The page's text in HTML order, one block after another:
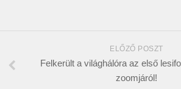
ELŐZŐ POSZT
Felkerült a világhálóra az első
zoomjáról!